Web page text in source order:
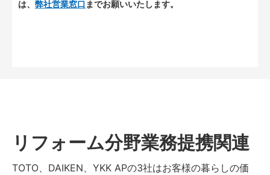
は、 弊社営業窓口 までお願いいたします。
リフォーム分野業務提携関連
TOTO、DAIKEN、YKK APの3社はお客様の暮らしの価